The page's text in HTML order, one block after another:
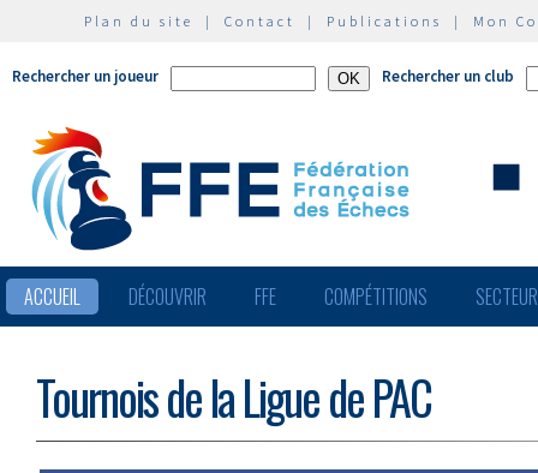
Plan du site | Contact | Publications | Mon
Rechercher un joueur Rechercher un club
ACCUEIL DÉCOUVRIR FFE COMPÉTITIONS
Tournois de la Ligue de PAC